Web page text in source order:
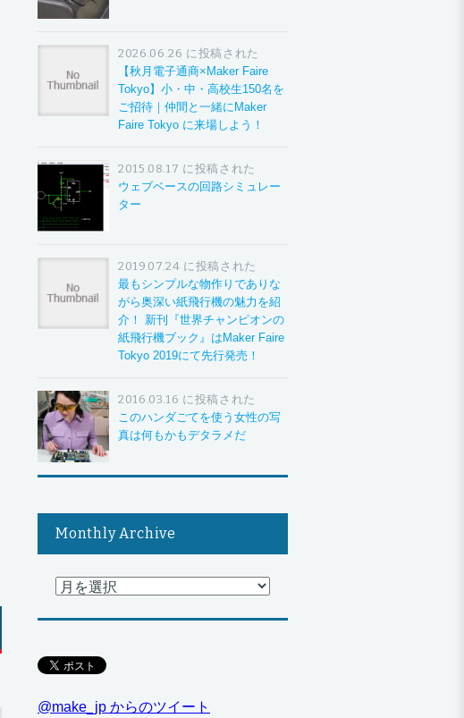
2026.06.26 に投稿された
【秋月電子通商×Maker Faire
Tokyo】小・中・高校生150名を
ご招待｜仲間と一緒にMaker
Faire Tokyo に来場しよう！
2015.08.17 に投稿された
ウェブベースの回路シミュレー
ター
2019.07.24 に投稿された
最もシンプルな物作りでありな
がら奥深い紙飛行機の魅力を紹
介！ 新刊『世界チャンピオンの
紙飛行機ブック』はMaker Faire
Tokyo 2019にて先行発売！
2016.03.16 に投稿された
このハンダごてを使う女性の写
真は何もかもデタラメだ
Monthly Archive
@make_jp からのツイート